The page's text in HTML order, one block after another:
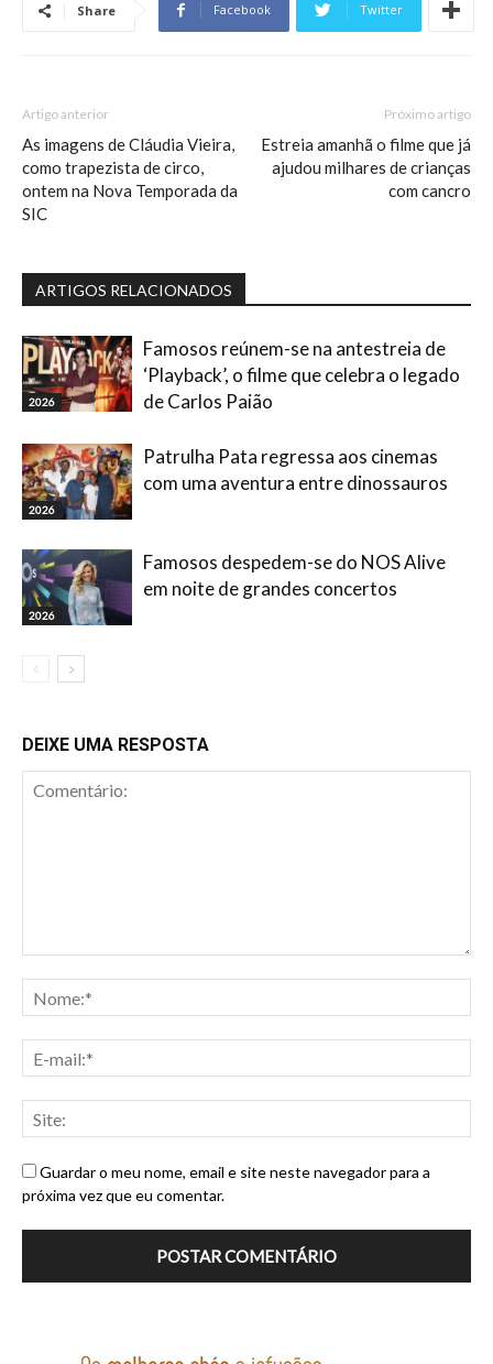
Share Facebook Twitter
Artigo anterior
As imagens de Cláudia Vieira,
como trapezista de circo,
ontem na Nova Temporada da
SIC
Próximo artigo
Estreia amanhã o filme que já
ajudou milhares de crianças
com cancro
ARTIGOS RELACIONADOS
2026
Famosos reúnem-se na antestreia de
‘Playback’, o filme que celebra o legado
de Carlos Paião
2026
Patrulha Pata regressa aos cinemas
com uma aventura entre dinossauros
2026
Famosos despedem-se do NOS Alive
em noite de grandes concertos
DEIXE UMA RESPOSTA
Guardar o meu nome, email e site neste navegador para a
próxima vez que eu comentar.